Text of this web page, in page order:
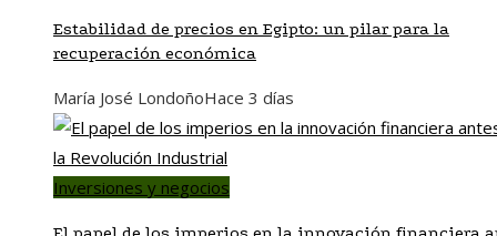
Estabilidad de precios en Egipto: un pilar para la
recuperación económica
María José LondoñoHace 3 días
Inversiones y negocios